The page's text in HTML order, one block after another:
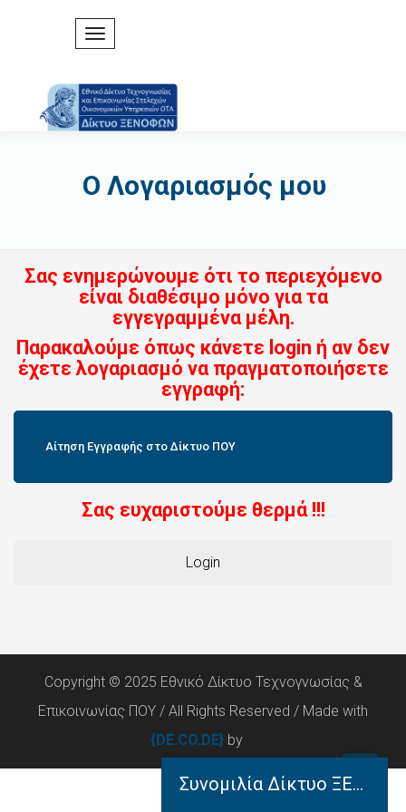
Ο Λογαριασμός μου
Σας ενημερώνουμε ότι το περιεχόμενο
είναι διαθέσιμο μόνο για τα
εγγεγραμμένα μέλη.
Παρακαλούμε όπως κάνετε login ή αν δεν
έχετε λογαριασμό να πραγματοποιήσετε
εγγραφή:
Αίτηση Εγγραφής στο Δίκτυο ΠΟΥ
Σας ευχαριστούμε θερμά !!!
Login
Copyright © 2025 Εθνικό Δίκτυο Τεχνογνωσίας &
Επικοινωνίας ΠΟΥ / All Rights Reserved / Made with
{DE.CO.DE} by
Συνομιλία Δίκτυο ΞΕΝΟΦΩΝ